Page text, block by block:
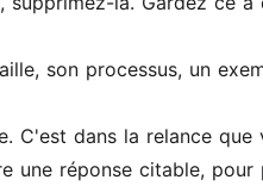
son processus, un
C'est dans la relance que
une réponse citable, pour